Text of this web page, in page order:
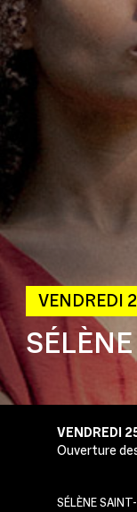
VENDREDI
VENDREDI
Ouverture
SÉLÈNE